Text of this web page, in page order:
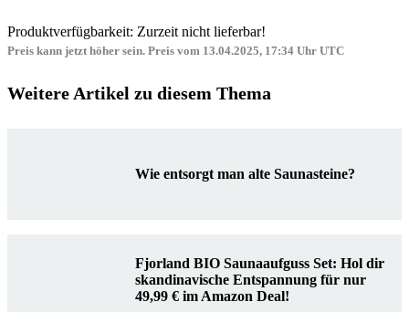
Produktverfügbarkeit: Zurzeit nicht lieferbar!
Preis kann jetzt höher sein. Preis vom 13.04.2025, 17:34 Uhr UTC
Weitere Artikel zu diesem Thema
Wie entsorgt man alte Saunasteine?
Fjorland BIO Saunaaufguss Set: Hol dir
skandinavische Entspannung für nur
49,99 € im Amazon Deal!